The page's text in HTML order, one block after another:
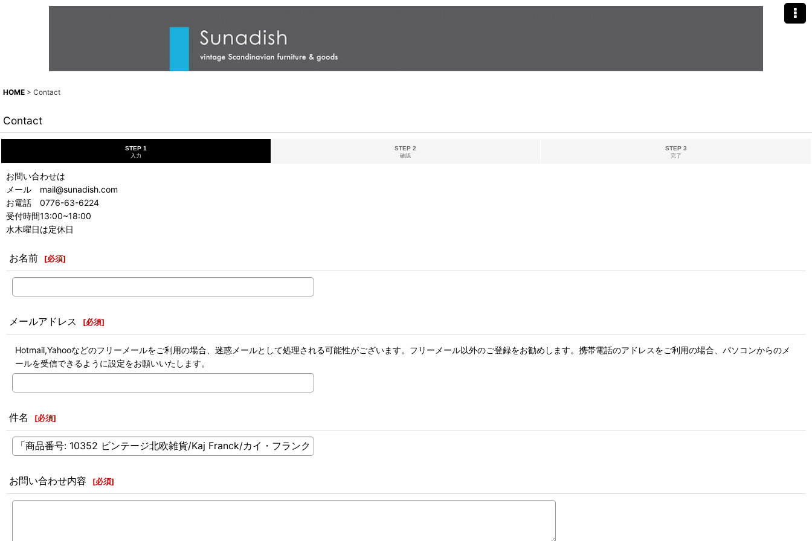
HOME > Contact
Contact
STEP 1
入力
STEP 2
確認
STEP 3
完了
お問い合わせは
メール mail@sunadish.com
お電話 0776-63-6224
受付時間13:00~18:00
水木曜日は定休日
お名前 [必須]
メールアドレス [必須]
Hotmail,Yahooなどのフリーメールをご利用の場合、迷惑メールとして処理される可能性がございます。フリーメール以外のご登録をお勧めします。携帯電話のアドレスをご利用の場合、パソコンからのメ
ールを受信できるように設定をお願いいたします。
件名 [必須]
お問い合わせ内容 [必須]